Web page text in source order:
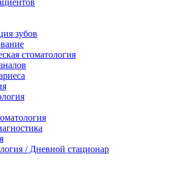
зубов
стоматология
/ Дневной стационар